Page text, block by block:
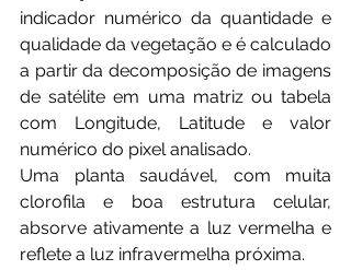
indicador numérico da quantidade e
qualidade da vegetação e é calculado
a partir da decomposição de imagens
de satélite em uma matriz ou tabela
com Longitude, Latitude e valor
numérico do pixel analisado.
Uma planta saudável, com muita
clorofila e boa estrutura celular,
absorve ativamente a luz vermelha e
reflete a luz infravermelha próxima.